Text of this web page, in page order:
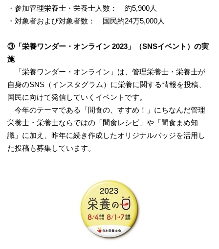
・参加管理栄養士・栄養士人数： 約5,900人
・対象者および対象者数： 国民約24万5,000人
③「栄養ワンダー・オンライン 2023 」（SNSイベント）の実
施
「栄養ワンダー・オンライン」は、管理栄養士・栄養士が
自身のSNS（インスタグラム）に栄養に関する情報を投稿、
国民に向けて発信していくイベントです。
今年のテーマである「間食の、すすめ！」にちなんだ管理
栄養士・栄養士ならではの「間食レシピ」や「間食まめ知
識」に加え、昨年に続き作成したオリジナルバッジを活用し
た投稿も募集しています。